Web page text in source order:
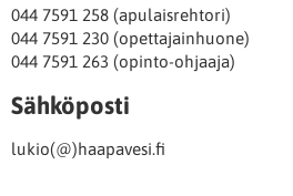
044 7591 258 (apulaisrehtori)
044 7591 230 (opettajainhuone)
044 7591 263 (opinto-ohjaaja)
Sähköposti
lukio(@)haapavesi.fi